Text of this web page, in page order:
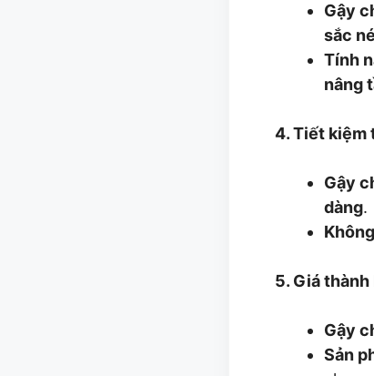
Gậy
sắc
Tính
nâng
4. Tiết kiệm
Gậy
dàng.
5. Giá thành
Gậy
Sản